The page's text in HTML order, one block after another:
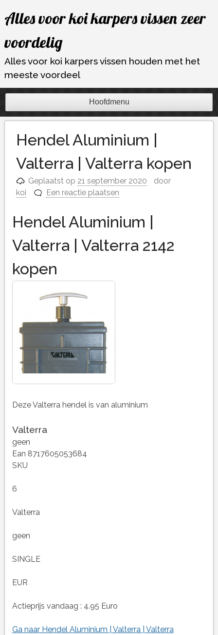
naar
inhoud
Alles voor koi karpers vissen zeer
voordelig
Alles voor koi karpers vissen houden met het
meeste voordeel
Hoofdmenu
Hendel Aluminium |
Valterra | Valterra kopen
Geplaatst op 21 september 2020
door
koi
Een reactie plaatsen
Hendel Aluminium |
Valterra | Valterra 2142
kopen
Deze Valterra hendel is van aluminium
Valterra
geen
Ean 8717605053684
SKU
6
Valterra
geen
SINGLE
EUR
Actieprijs vandaag : 4.95 Euro
Ga naar Hendel Aluminium | Valterra | Valterra